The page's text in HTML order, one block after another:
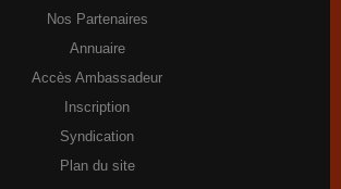
Nos Partenaires
Annuaire
Accès Ambassadeur
Inscription
Syndication
Plan du site